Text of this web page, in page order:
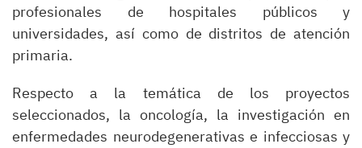
profesionales de hospitales públicos y
universidades, así como de distritos de atención
primaria.
Respecto a la temática de los proyectos
seleccionados, la oncología, la investigación en
enfermedades neurodegenerativas e infecciosas y